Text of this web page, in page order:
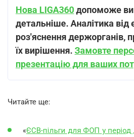
Нова LIGA360допоможе
детальніше. Аналітика від
роз'яснення держорганів,
їх вирішення. Замовте
презентацію для ваших
Читайте ще:
«ЄСВ-пільги для ФОП у